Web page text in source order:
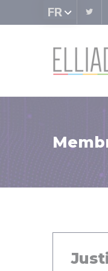
FR
Panneau de gestion des